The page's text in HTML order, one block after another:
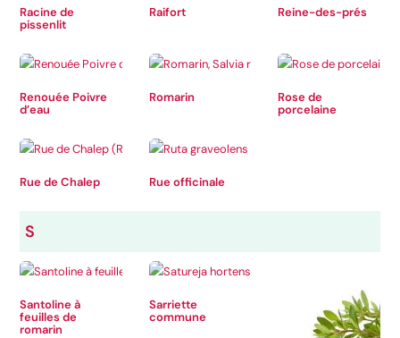
Racine de
pissenlit
Raifort Reine-des-prés
Renouée Poivre
d’eau
Romarin
Rose de
porcelaine
Rue de Chalep Rue officinale
S
Santoline à
feuilles de
romarin
Sarriette
commune